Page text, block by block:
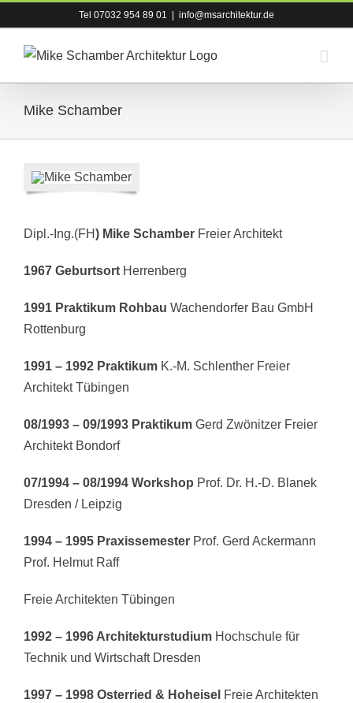
Inhalt
springen
Tel 07032 954 89 01 info@msarchitektur.de
Mike Schamber
Dipl.-Ing.(FH) Mike Schamber Freier Architekt
1967 Geburtsort Herrenberg
1991 Praktikum Rohbau Wachendorfer Bau GmbH
Rottenburg
1991 – 1992 Praktikum K.-M. Schlenther Freier
Architekt Tübingen
08/1993 – 09/1993 Praktikum Gerd Zwönitzer Freier
Architekt Bondorf
07/1994 – 08/1994 Workshop Prof. Dr. H.-D. Blanek
Dresden / Leipzig
1994 – 1995 Praxissemester Prof. Gerd Ackermann
Prof. Helmut Raff
Freie Architekten Tübingen
1992 – 1996 Architekturstudium Hochschule für
Technik und Wirtschaft Dresden
1997 – 1998 Osterried & Hoheisel Freie Architekten